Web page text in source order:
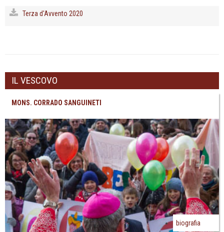
Terza d'Avvento 2020
IL VESCOVO
MONS. CORRADO SANGUINETI
biografia